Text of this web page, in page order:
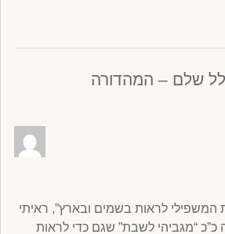
שלם – המהדורה
המשפילי לראות בשמים ובארץ”, ראיתי
1. הקב”ה כ”כ “מגביהי לשבת” שגם כדי לראות